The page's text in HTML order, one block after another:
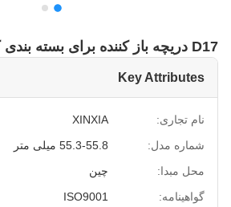
D17 دریچه باز کننده برای بسته بندی کشاورزی
Key Attributes
نام تجاری:
XINXIA
شماره مدل:
55.3-55.8 میلی متر
محل مبدا:
چین
گواهینامه:
ISO9001